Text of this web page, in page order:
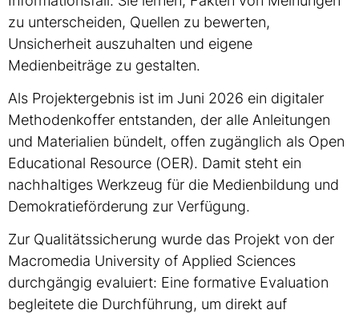
zu unterscheiden, Quellen zu bewerten,
Unsicherheit auszuhalten und eigene
Medienbeiträge zu gestalten.
Als Projektergebnis ist im Juni 2026 ein digitaler
Methodenkoffer entstanden, der alle Anleitungen
und Materialien bündelt, offen zugänglich als Open
Educational Resource (OER). Damit steht ein
nachhaltiges Werkzeug für die Medienbildung und
Demokratieförderung zur Verfügung.
Zur Qualitätssicherung wurde das Projekt von der
Macromedia University of Applied Sciences
durchgängig evaluiert: Eine formative Evaluation
begleitete die Durchführung, um direkt auf